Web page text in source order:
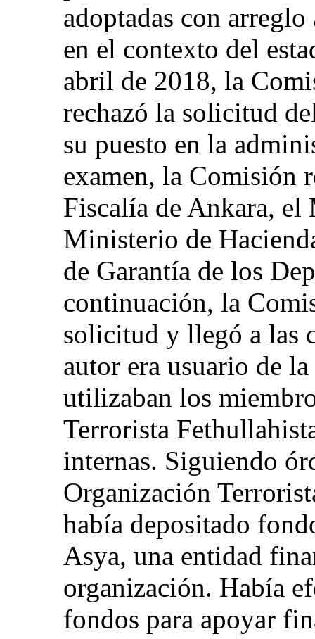
adoptadas con
en el contexto del
abril de 2018, la
rechazó la solicitud
su puesto en la
examen, la Comisión
Fiscalía de Ankara,
Ministerio de
de Garantía de los
continuación, la
solicitud y llegó a las
autor era usuario de
utilizaban los
Terrorista
internas. Siguiendo
Organización
había depositado
Asya, una entidad
organización. Había
fondos para apoyar